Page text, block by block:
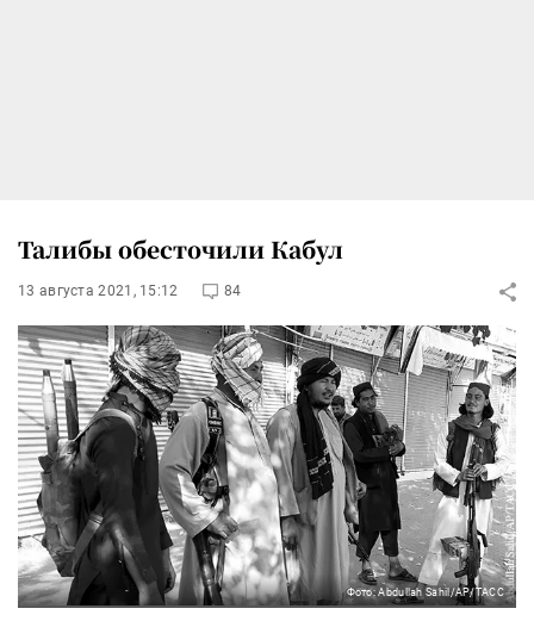
Талибы обесточили Кабул
13 августа 2021, 15:12 84
Фото: Abdullah Sahil/AP/ТАСС